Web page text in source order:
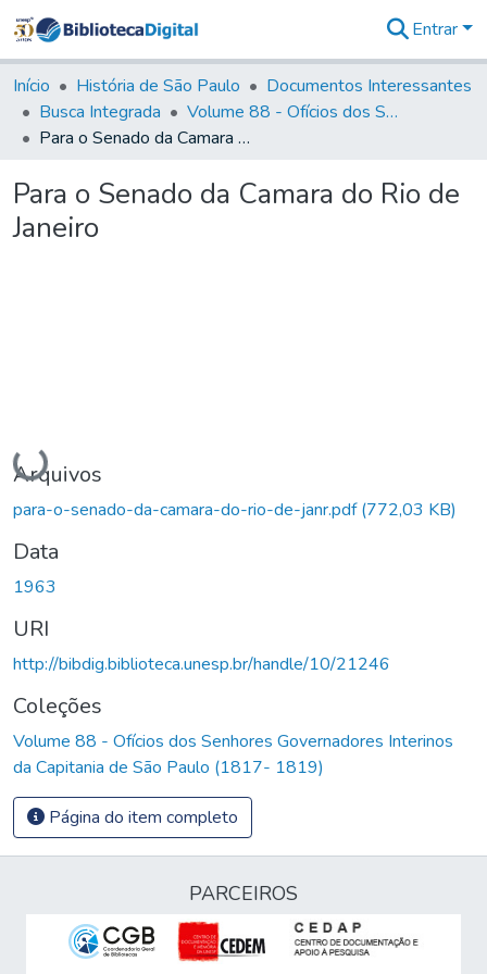
&
Coleções
Tudo na
Biblioteca
Estatísticas
Entrar
Início História de São Paulo
Documentos Interessantes
Busca Integrada
Volume 88 - Ofícios dos Senhores Governadores Interinos da Capitania de São Paulo (1817- 1819)
Para o Senado da Camara do Rio de Janeiro
Para o Senado da Camara do Rio de
Janeiro
Carregando...
Arquivos
para-o-senado-da-camara-do-rio-de-janr.pdf(772,03 KB)
Data
1963
URI
http://bibdig.biblioteca.unesp.br/handle/10/21246
Coleções
Volume 88 - Ofícios dos Senhores Governadores Interinos
da Capitania de São Paulo (1817- 1819)
Página do item completo
PARCEIROS